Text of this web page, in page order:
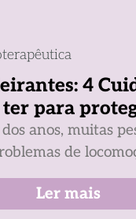
4
para
anos, muitas
de
Ler mais